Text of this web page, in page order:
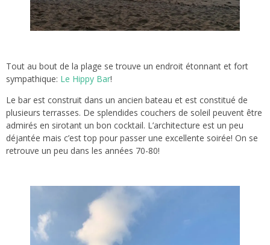
Tout au bout de la plage se trouve un endroit étonnant et fort
sympathique: Le Hippy Bar!
Le bar est construit dans un ancien bateau et est constitué de
plusieurs terrasses. De splendides couchers de soleil peuvent être
admirés en sirotant un bon cocktail. L’architecture est un peu
déjantée mais c’est top pour passer une excellente soirée! On se
retrouve un peu dans les années 70-80!